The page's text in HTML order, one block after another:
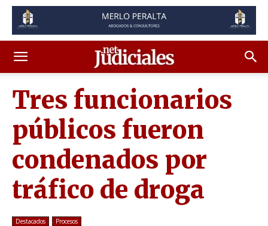
Tres funcionarios
públicos fueron
condenados por
tráfico de droga
Destacados Procesos